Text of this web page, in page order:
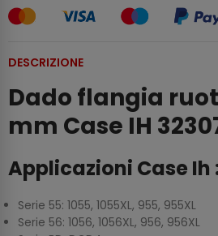
DESCRIZIONE
Dado flangia
mm Case IH
Applicazioni Case Ih
Serie 55: 1055, 1055XL, 955, 955XL
Serie 56: 1056, 1056XL, 956, 956XL